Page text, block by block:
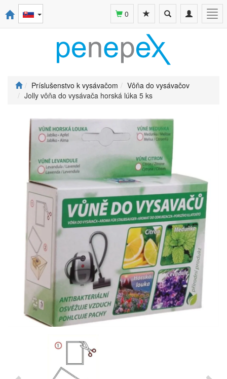
Toggle
navigation
Toggle
search
0
Príslušenstvo k vysávačom
Vôňa do vysávačov
Jolly vôňa do vysávača horská lúka 5 ks